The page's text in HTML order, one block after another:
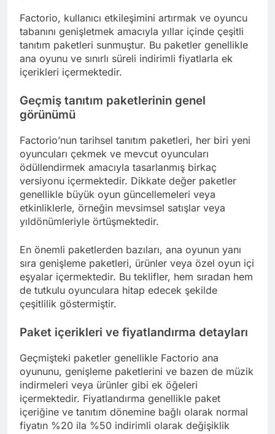
Factorio, kullanıcı etkileşimini artırmak ve oyuncu
tabanını genişletmek amacıyla yıllar içinde çeşitli
tanıtım paketleri sunmuştur. Bu paketler genellikle
ana oyunu ve sınırlı süreli indirimli fiyatlarla ek
içerikleri içermektedir.
Geçmiş tanıtım paketlerinin genel
görünümü
Factorio’nun tarihsel tanıtım paketleri, her biri yeni
oyuncuları çekmek ve mevcut oyuncuları
ödüllendirmek amacıyla tasarlanmış birkaç
versiyonu içermektedir. Dikkate değer paketler
genellikle büyük oyun güncellemeleri veya
etkinliklerle, örneğin mevsimsel satışlar veya
yıldönümleriyle örtüşmektedir.
En önemli paketlerden bazıları, ana oyunun yanı
sıra genişleme paketleri, ürünler veya özel oyun içi
eşyalar içermektedir. Bu teklifler, hem sıradan hem
de tutkulu oyunculara hitap edecek şekilde
çeşitlilik göstermiştir.
Paket içerikleri ve fiyatlandırma detayları
Geçmişteki paketler genellikle Factorio ana
oyununu, genişleme paketlerini ve bazen de müzik
indirmeleri veya ürünler gibi ek öğeleri
içermektedir. Fiyatlandırma genellikle paket
içeriğine ve tanıtım dönemine bağlı olarak normal
fiyatın %20 ila %50 indirimli olarak değişiklik